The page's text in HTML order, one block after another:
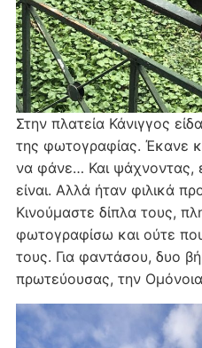
Στην πλατεία Κάνιγγος
της φωτογραφίας. Έκανε
να φάνε… Και ψάχνοντας,
είναι. Αλλά ήταν φιλικά
Κινούμαστε δίπλα τους,
φωτογραφίσω και ούτε
τους. Για φαντάσου, δυο
πρωτεύουσας, την